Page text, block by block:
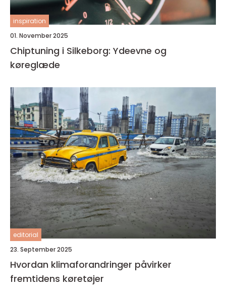
inspiration
01. November 2025
Chiptuning i Silkeborg: Ydeevne og
køreglæde
editorial
23. September 2025
Hvordan klimaforandringer påvirker
fremtidens køretøjer